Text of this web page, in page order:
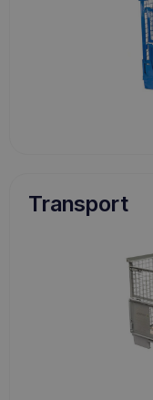
Transport